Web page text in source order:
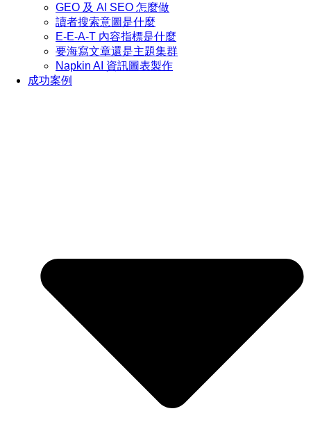
GEO 及 AI SEO 怎麼做
讀者搜索意圖是什麼
E-E-A-T 內容指標是什麼
要海寫文章還是主題集群
Napkin AI 資訊圖表製作
成功案例